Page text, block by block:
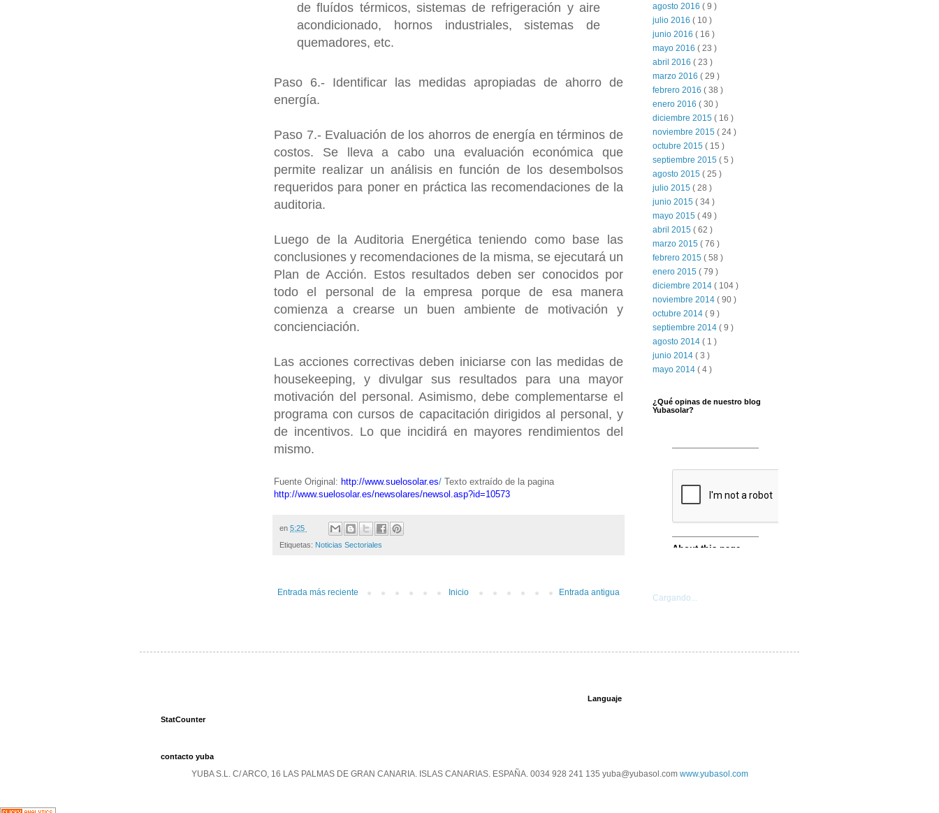
de fluídos térmicos, sistemas de refrigeración y aire
acondicionado, hornos industriales, sistemas de
quemadores, etc.
Paso 6.- Identificar las medidas apropiadas de ahorro de
energía.
Paso 7.- Evaluación de los ahorros de energía en términos de
costos. Se lleva a cabo una evaluación económica que
permite realizar un análisis en función de los desembolsos
requeridos para poner en práctica las recomendaciones de la
auditoria.
Luego de la Auditoria Energética teniendo como base las
conclusiones y recomendaciones de la misma, se ejecutará un
Plan de Acción. Estos resultados deben ser conocidos por
todo el personal de la empresa porque de esa manera
comienza a crearse un buen ambiente de motivación y
concienciación.
Las acciones correctivas deben iniciarse con las medidas de
housekeeping, y divulgar sus resultados para una mayor
motivación del personal. Asimismo, debe complementarse el
programa con cursos de capacitación dirigidos al personal, y
de incentivos. Lo que incidirá en mayores rendimientos del
mismo.
Fuente Original: http://www.suelosolar.es/ Texto extraído de la pagina
http://www.suelosolar.es/newsolares/newsol.asp?id=10573
en 5:25
Etiquetas: Noticias Sectoriales
Entrada más reciente Entrada antigua
Inicio
agosto 2016 ( 9 )
julio 2016 ( 10 )
junio 2016 ( 16 )
mayo 2016 ( 23 )
abril 2016 ( 23 )
marzo 2016 ( 29 )
febrero 2016 ( 38 )
enero 2016 ( 30 )
diciembre 2015 ( 16 )
noviembre 2015 ( 24 )
octubre 2015 ( 15 )
septiembre 2015 ( 5 )
agosto 2015 ( 25 )
julio 2015 ( 28 )
junio 2015 ( 34 )
mayo 2015 ( 49 )
abril 2015 ( 62 )
marzo 2015 ( 76 )
febrero 2015 ( 58 )
enero 2015 ( 79 )
diciembre 2014 ( 104 )
noviembre 2014 ( 90 )
octubre 2014 ( 9 )
septiembre 2014 ( 9 )
agosto 2014 ( 1 )
junio 2014 ( 3 )
mayo 2014 ( 4 )
¿Qué opinas de nuestro blog
Yubasolar?
Cargando...
StatCounter
Languaje
contacto yuba
YUBA S.L. C/ ARCO, 16 LAS PALMAS DE GRAN CANARIA. ISLAS CANARIAS. ESPAÑA. 0034 928 241 135 yuba@yubasol.com www.yubasol.com